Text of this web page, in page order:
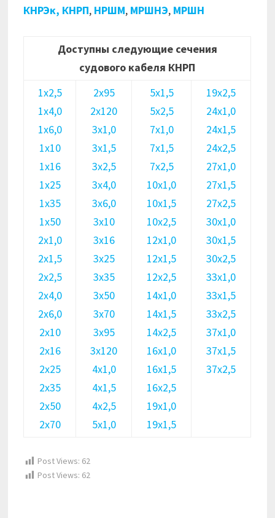
КНРЭк, КНРП, НРШМ, МРШНЭ, МРШН
Доступны следующие сечения
судового кабеля КНРП
1х2,5
1х4,0
1х6,0
1х10
1х16
1х25
1х35
1х50
2х1,0
2х1,5
2х2,5
2х4,0
2х6,0
2х10
2х16
2х25
2х35
2х50
2х70
2х95
2х120
3х1,0
3х1,5
3х2,5
3х4,0
3х6,0
3х10
3х16
3х25
3х35
3х50
3х70
3х95
3х120
4х1,0
4х1,5
4х2,5
5х1,0
5х1,5
5х2,5
7х1,0
7х1,5
7х2,5
10х1,0
10х1,5
10х2,5
12х1,0
12х1,5
12х2,5
14х1,0
14х1,5
14х2,5
16х1,0
16х1,5
16х2,5
19х1,0
19х1,5
19х2,5
24х1,0
24х1,5
24х2,5
27х1,0
27х1,5
27х2,5
30х1,0
30х1,5
30х2,5
33х1,0
33х1,5
33х2,5
37х1,0
37х1,5
37х2,5
Post Views: 62
Post Views: 62